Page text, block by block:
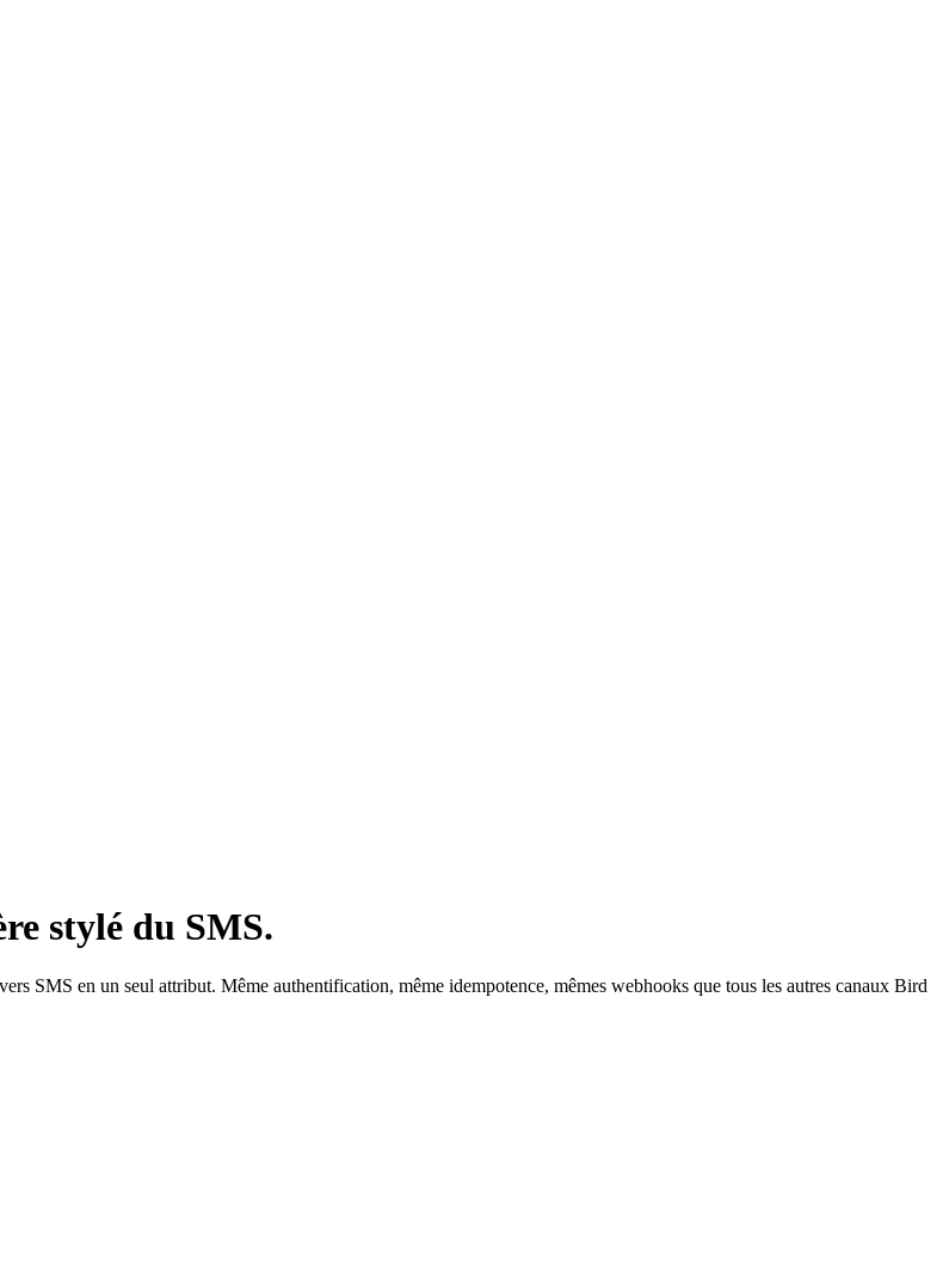
stylé du SMS.
SMS en un seul attribut. Même authentification, même idempotence, mêmes webhooks que tous les autres canaux Bird